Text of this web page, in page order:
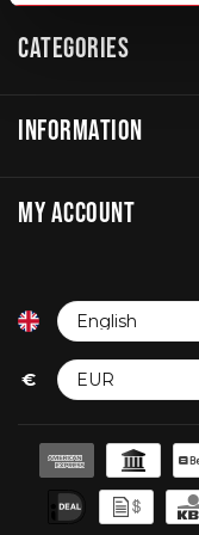
CATEGORIES
INFORMATION
MY ACCOUNT
€